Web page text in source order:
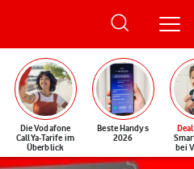
Die Vodafone
CallYa-Tarife im
Überblick
Beste Handys
2026
Deal
bei